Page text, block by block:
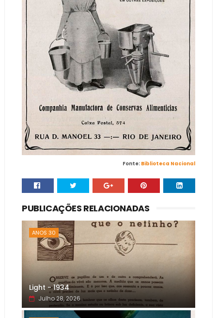
Fonte: Biblioteca Nacional
PUBLICAÇÕES RELACIONADAS
ANOS 30
Light - 1934
Julho 28, 2026